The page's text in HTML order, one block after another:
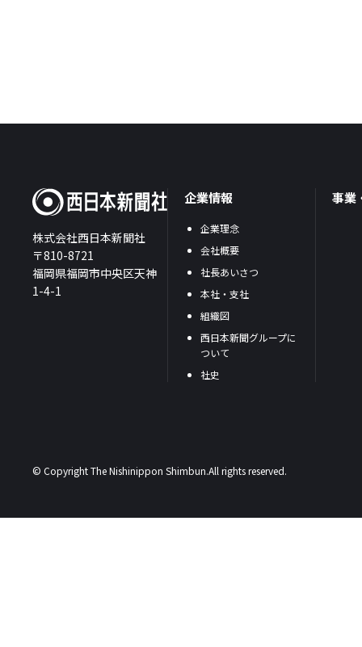
株式会社西日本新聞社
〒810-8721
福岡県福岡市中央区天神
1-4-1
企業情報
企業理念
会社概要
社長あいさつ
本社・支社
組織図
西日本新聞グループに
ついて
社史
事業
© Copyright The Nishinippon Shimbun.All rights reserved.